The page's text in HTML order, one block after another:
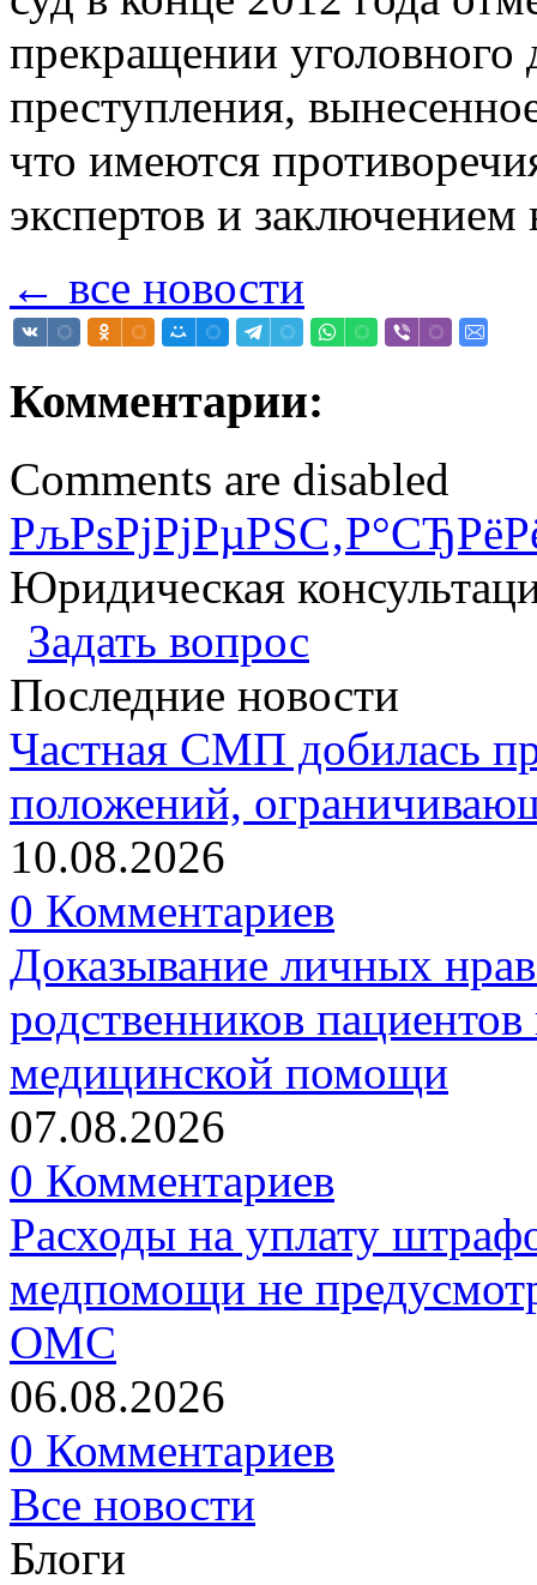
прекращении уголовного
преступления,
что имеются
экспертов и заключением
← все новости
Комментарии:
Comments are disabled
Юридическая
Задать вопрос
Последние новости
Частная СМП добилась
положений,
10.08.2026
0 Комментариев
Доказывание личных
родственников
медицинской помощи
07.08.2026
0 Комментариев
Расходы на уплату
медпомощи не
ОМС
06.08.2026
0 Комментариев
Все новости
Блоги